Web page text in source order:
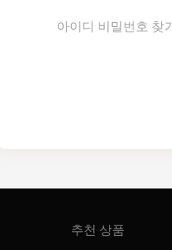
아이디 비밀번호 찾기
추천 상품